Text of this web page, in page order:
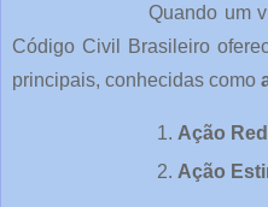
Quando um
Código Civil Brasileiro
principais, conhecidas como
Ação
Ação